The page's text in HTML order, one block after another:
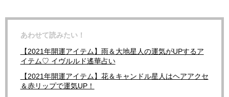
あわせて読みたい！
【2021年開運アイテム】雨＆大地星人の運気がUPするア
イテム♡ イヴルルド遙華占い
【2021年開運アイテム】花＆キャンドル星人はヘアアクセ
＆赤リップで運気UP！